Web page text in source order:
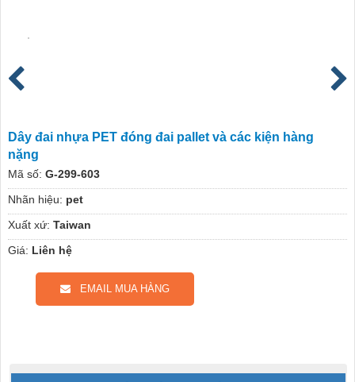
Dây đai nhựa PET đóng đai pallet và các kiện hàng
nặng
Mã số: G-299-603
Nhãn hiệu: pet
Xuất xứ: Taiwan
Giá: Liên hệ
EMAIL MUA HÀNG